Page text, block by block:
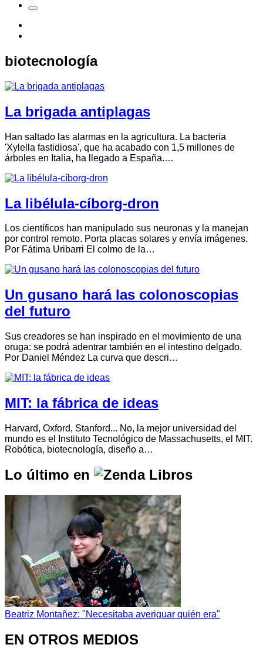
biotecnología
La brigada antiplagas
Han saltado las alarmas en la agricultura. La bacteria
'Xylella fastidiosa', que ha acabado con 1,5 millones de
árboles en Italia, ha llegado a España.…
La libélula-cíborg-dron
Los científicos han manipulado sus neuronas y la manejan
por control remoto. Porta placas solares y envía imágenes.
Por Fátima Uribarri El colmo de la…
Un gusano hará las colonoscopias
del futuro
Sus creadores se han inspirado en el movimiento de una
oruga: se podrá adentrar también en el intestino delgado.
Por Daniel Méndez La curva que descri…
MIT: la fábrica de ideas
Harvard, Oxford, Stanford... No, la mejor universidad del
mundo es el Instituto Tecnológico de Massachusetts, el MIT.
Robótica, biotecnología, diseño a…
Lo último en
Beatriz Montañez: "Necesitaba averiguar quién era"
EN OTROS MEDIOS